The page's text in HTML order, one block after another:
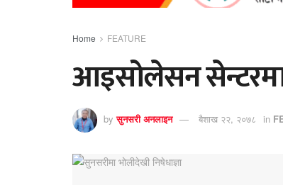
Home FEATURE
आइसोलेसन सेन्टरमा
by सुनसरी अनलाइन बैशाख २२, २०७८ in